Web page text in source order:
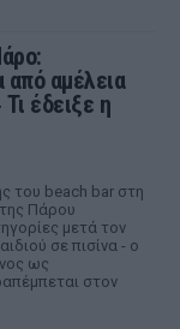
αμέλεια
έδειξε η
του beach bar στη
Πάρου
μετά τον
σε πισίνα - ο
ως
στον